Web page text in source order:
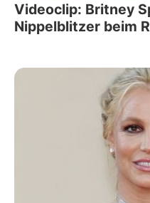
Videoclip: Britney
Nippelblitzer beim